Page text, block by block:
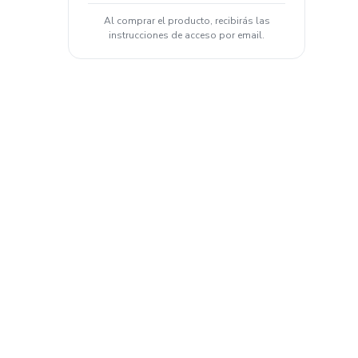
Al comprar el producto, recibirás las
instrucciones de acceso por email.